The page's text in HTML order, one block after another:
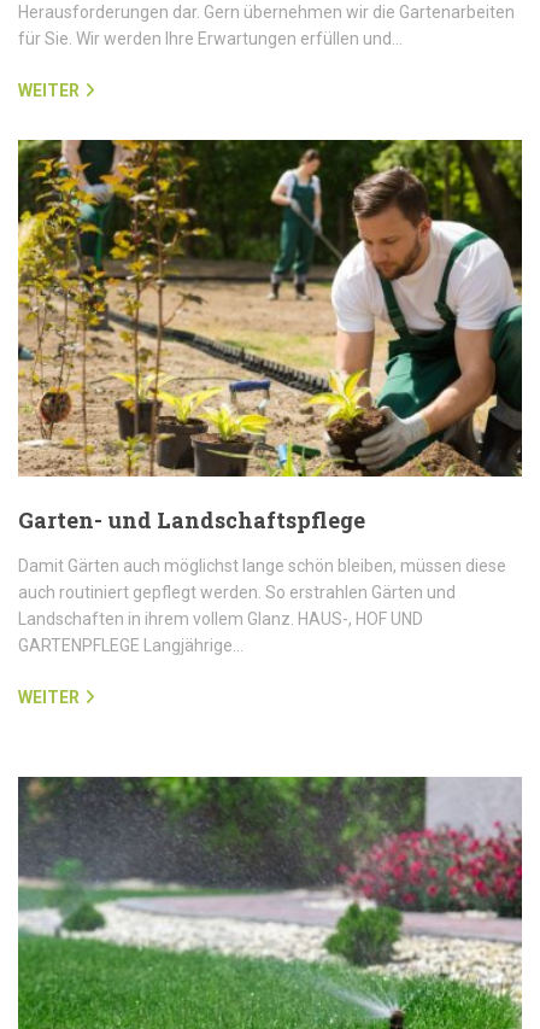
Herausforderungen dar. Gern übernehmen wir die Gartenarbeiten
für Sie. Wir werden Ihre Erwartungen erfüllen und…
WEITER
Garten- und Landschaftspflege
Damit Gärten auch möglichst lange schön bleiben, müssen diese
auch routiniert gepflegt werden. So erstrahlen Gärten und
Landschaften in ihrem vollem Glanz. HAUS-, HOF UND
GARTENPFLEGE Langjährige…
WEITER